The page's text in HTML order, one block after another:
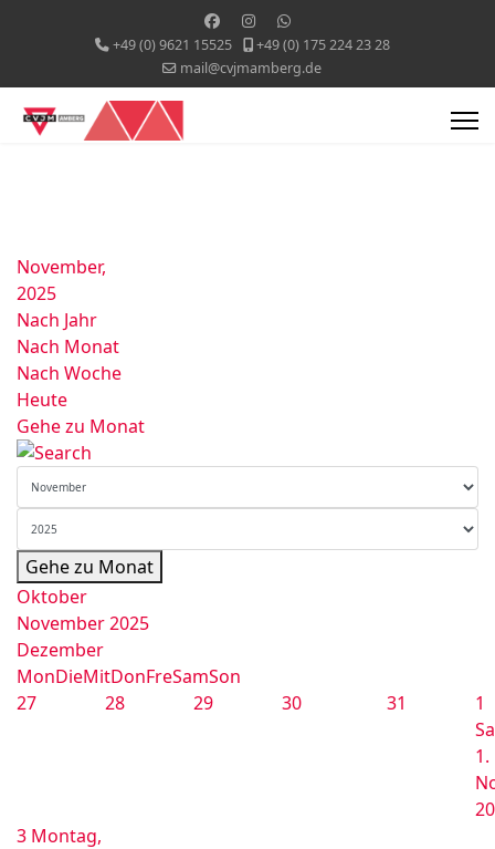
+49 (0) 9621 15525
+49 (0) 175 224 23 28
mail@cvjmamberg.de
November,
2025
Nach Jahr
Nach Monat
Nach Woche
Heute
Gehe zu Monat
Gehe zu Monat
Oktober
November 2025
Dezember
MonDieMitDonFreSamSon
27
28 29 30 31
1
1.
3 Montag,